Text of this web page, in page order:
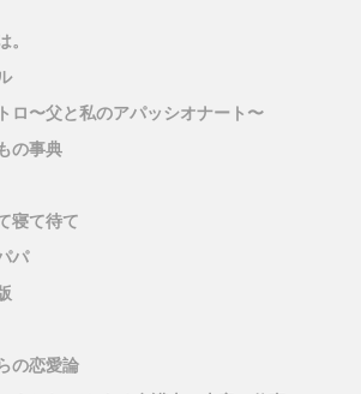
。
ロ〜父と私のアパッシオナート〜
の事典
寝て待て
パ
の恋愛論